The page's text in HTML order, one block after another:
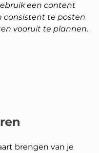
een content
consistent te posten
vooruit te plannen.
brengen van je